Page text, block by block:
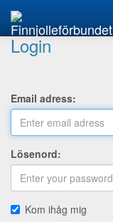
Finnjolleförbundet
Lösenord:
Kom ihåg mig